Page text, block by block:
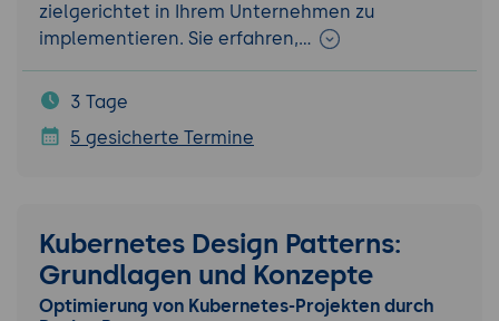
zielgerichtet in Ihrem Unternehmen zu
implementieren. Sie erfahren,…
3 Tage
5 gesicherte Termine
Kubernetes Design Patterns:
Grundlagen und Konzepte
Optimierung von Kubernetes-Projekten durch